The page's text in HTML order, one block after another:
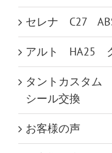
セレナ C27
アルト HA25
タントカスタ
シール交換
お客様の声